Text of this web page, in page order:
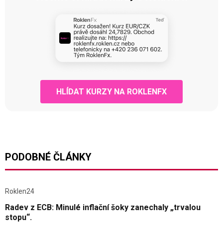
HLÍDAT KURZY NA ROKLENFX
PODOBNÉ ČLÁNKY
Roklen24
Radev z ECB: Minulé inflační šoky zanechaly „trvalou
stopu“.